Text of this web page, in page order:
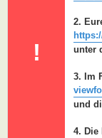
!
2.
unter
3. Im
und
4. Die